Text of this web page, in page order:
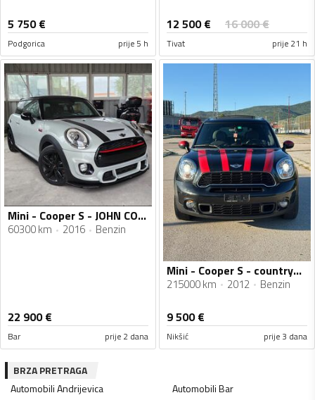
5 750€
Podgorica prije 5 h
12 500€ 16 000€
Tivat prije 21 h
Mini - Cooper S - JOHN COOPER WORKS
60300 km 2016 Benzin
22 900€
Bar prije 2 dana
Mini - Cooper S - countryman cooper s
215000 km 2012 Benzin
9 500€
Nikšić prije 3 dana
BRZA PRETRAGA
AutomobiliAndrijevica AutomobiliBar